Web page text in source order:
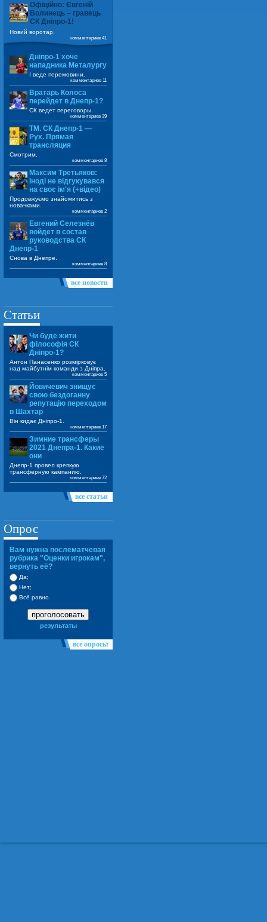
Офіційно: Євгеній
Волинець – гравець
СК Дніпро-1!
Новий воротар.
комментариев 41
Дніпро-1 хоче
нападника Металургу
І веде перемовини.
комментариев 11
Вратарь Колоса
перейдет в Днепр-1?
СК ведет переговоры.
комментариев 39
ТМ. СК Днепр-1 —
Рух. Прямая
трансляция
Смотрим.
комментариев 8
Максим Третьяков:
Іноді не відгукувався
на своє ім'я (+відео)
Продовжуємо знайомитись з
новачками.
комментариев 2
Евгений Селезнёв
войдет в состав
руководства СК
Днепр-1
Снова в Днепре.
комментариев 8
все новости
Статьи
Чи буде жити
філософія СК
Дніпро-1?
Антон Панасенко розмірковує
над майбутнім команди з Дніпра.
комментариев 5
Йовичевич знищує
свою бездоганну
репутацію переходом
в Шахтар
Він кидає Дніпро-1.
комментариев 17
Зимние трансферы
2021 Днепра-1. Какие
они
Днепр-1 провел крепкую
трансферную кампанию.
комментариев 72
все статьи
Опрос
Вам нужна послематчевая
рубрика "Оценки игрокам",
вернуть её?
Да;
Нет;
Всё равно.
проголосовать
результаты
все опросы